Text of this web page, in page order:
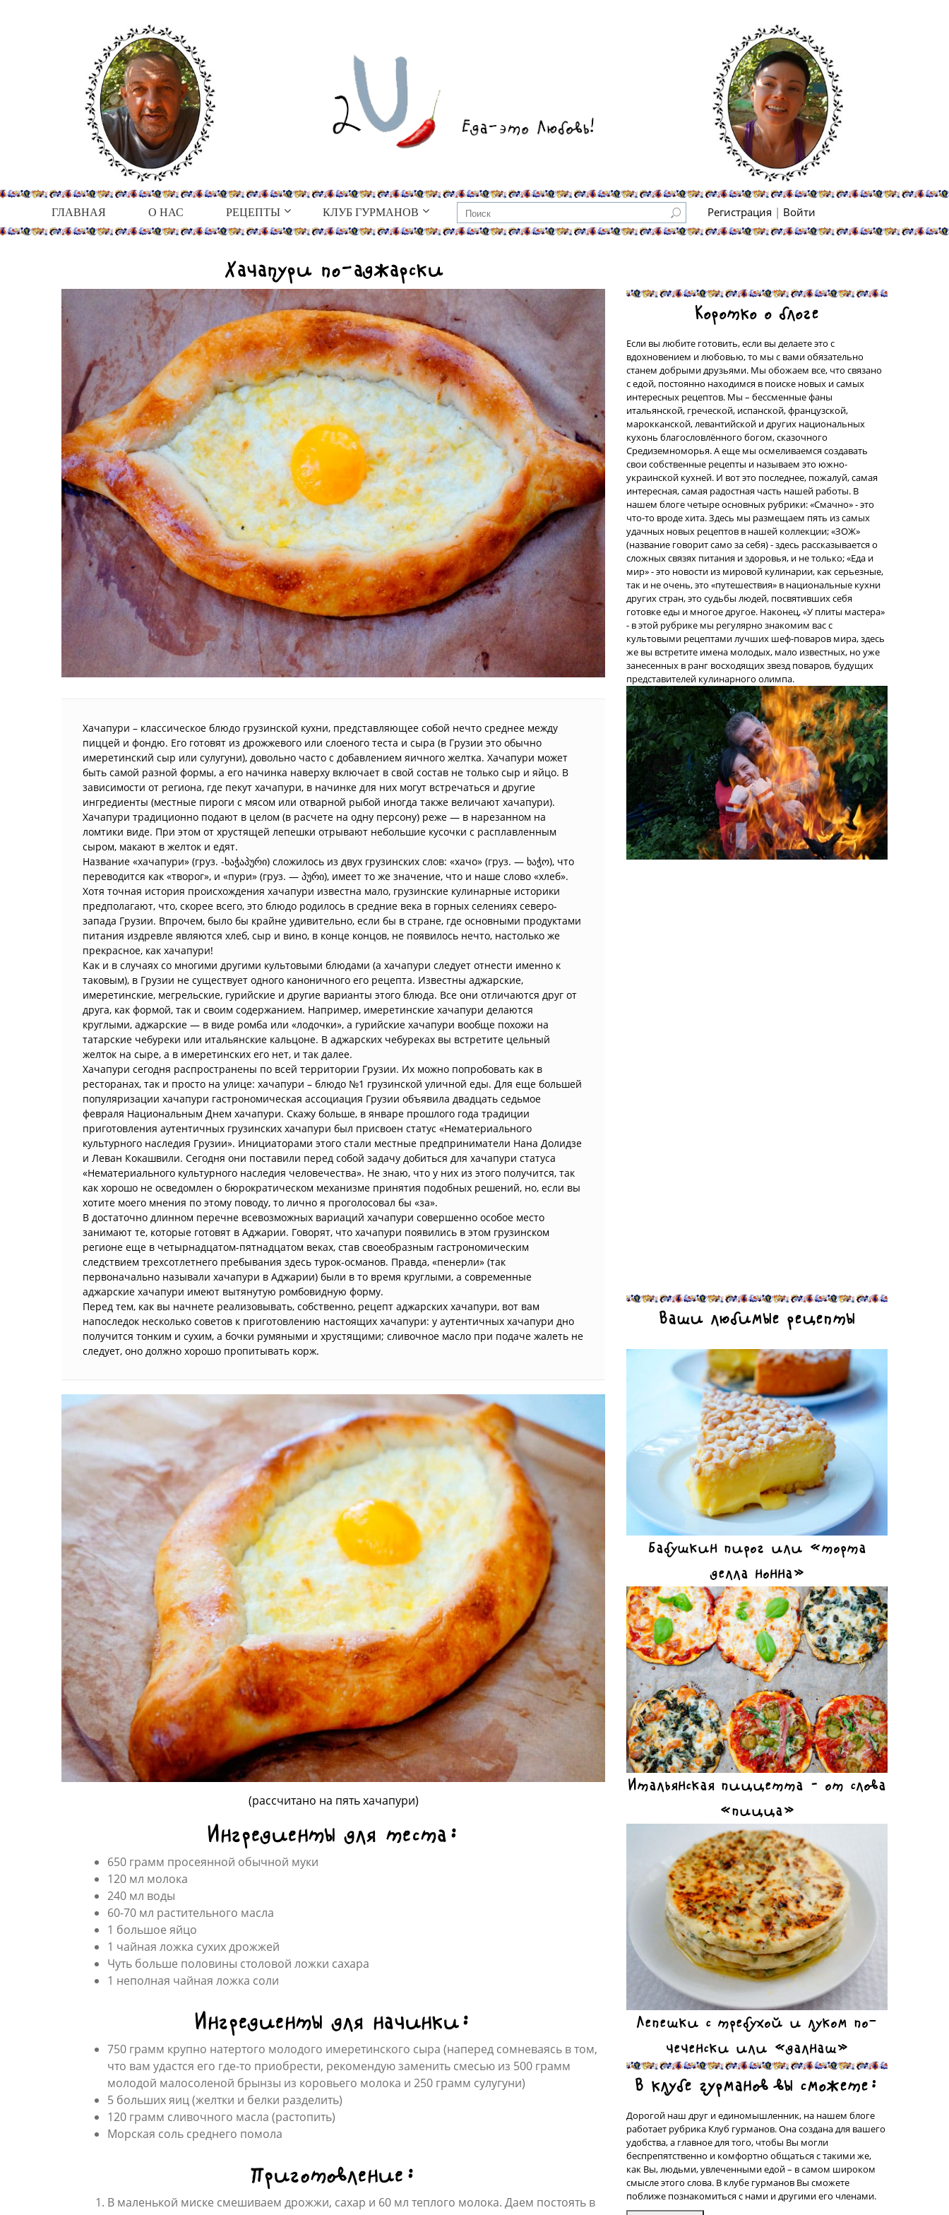
Регистрация | Войти
ГЛАВНАЯ О НАС РЕЦЕПТЫ КЛУБ ГУРМАНОВ
Хачапури по-аджарски
Хачапури – классическое блюдо грузинской кухни, представляющее собой нечто среднее между
пиццей и фондю. Его готовят из дрожжевого или слоеного теста и сыра (в Грузии это обычно
имеретинский сыр или сулугуни), довольно часто с добавлением яичного желтка. Хачапури может
быть самой разной формы, а его начинка наверху включает в свой состав не только сыр и яйцо. В
зависимости от региона, где пекут хачапури, в начинке для них могут встречаться и другие
ингредиенты (местные пироги с мясом или отварной рыбой иногда также величают хачапури).
Хачапури традиционно подают в целом (в расчете на одну персону) реже — в нарезанном на
ломтики виде. При этом от хрустящей лепешки отрывают небольшие кусочки с расплавленным
сыром, макают в желток и едят.
Название «хачапури» (груз. -ხაჭაპური) сложилось из двух грузинских слов: «хачо» (груз. — ხაჭო), что
переводится как «творог», и «пури» (груз. — პური), имеет то же значение, что и наше слово «хлеб».
Хотя точная история происхождения хачапури известна мало, грузинские кулинарные историки
предполагают, что, скорее всего, это блюдо родилось в средние века в горных селениях северо-
запада Грузии. Впрочем, было бы крайне удивительно, если бы в стране, где основными продуктами
питания издревле являются хлеб, сыр и вино, в конце концов, не появилось нечто, настолько же
прекрасное, как хачапури!
Как и в случаях со многими другими культовыми блюдами (а хачапури следует отнести именно к
таковым), в Грузии не существует одного каноничного его рецепта. Известны аджарские,
имеретинские, мегрельские, гурийские и другие варианты этого блюда. Все они отличаются друг от
друга, как формой, так и своим содержанием. Например, имеретинские хачапури делаются
круглыми, аджарские — в виде ромба или «лодочки», а гурийские хачапури вообще похожи на
татарские чебуреки или итальянские кальцоне. В аджарских чебуреках вы встретите цельный
желток на сыре, а в имеретинских его нет, и так далее.
Хачапури сегодня распространены по всей территории Грузии. Их можно попробовать как в
ресторанах, так и просто на улице: хачапури – блюдо №1 грузинской уличной еды. Для еще большей
популяризации хачапури гастрономическая ассоциация Грузии объявила двадцать седьмое
февраля Национальным Днем хачапури. Скажу больше, в январе прошлого года традиции
приготовления аутентичных грузинских хачапури был присвоен статус «Нематериального
культурного наследия Грузии». Инициаторами этого стали местные предприниматели Нана Долидзе
и Леван Кокашвили. Сегодня они поставили перед собой задачу добиться для хачапури статуса
«Нематериального культурного наследия человечества». Не знаю, что у них из этого получится, так
как хорошо не осведомлен о бюрократическом механизме принятия подобных решений, но, если вы
хотите моего мнения по этому поводу, то лично я проголосовал бы «за».
В достаточно длинном перечне всевозможных вариаций хачапури совершенно особое место
занимают те, которые готовят в Аджарии. Говорят, что хачапури появились в этом грузинском
регионе еще в четырнадцатом-пятнадцатом веках, став своеобразным гастрономическим
следствием трехсотлетнего пребывания здесь турок-османов. Правда, «пенерли» (так
первоначально называли хачапури в Аджарии) были в то время круглыми, а современные
аджарские хачапури имеют вытянутую ромбовидную форму.
Перед тем, как вы начнете реализовывать, собственно, рецепт аджарских хачапури, вот вам
напоследок несколько советов к приготовлению настоящих хачапури: у аутентичных хачапури дно
получится тонким и сухим, а бочки румяными и хрустящими; сливочное масло при подаче жалеть не
следует, оно должно хорошо пропитывать корж.
(рассчитано на пять хачапури)
Ингредиенты для теста:
650 грамм просеянной обычной муки
120 мл молока
240 мл воды
60-70 мл растительного масла
1 большое яйцо
1 чайная ложка сухих дрожжей
Чуть больше половины столовой ложки сахара
1 неполная чайная ложка соли
Ингредиенты для начинки:
750 грамм крупно натертого молодого имеретинского сыра (наперед сомневаясь в том,
что вам удастся его где-то приобрести, рекомендую заменить смесью из 500 грамм
молодой малосоленой брынзы из коровьего молока и 250 грамм сулугуни)
5 больших яиц (желтки и белки разделить)
120 грамм сливочного масла (растопить)
Морская соль среднего помола
Приготовление:
В маленькой миске смешиваем дрожжи, сахар и 60 мл теплого молока. Даем постоять в
Коротко о блоге
Если вы любите готовить, если вы делаете это с
вдохновением и любовью, то мы с вами обязательно
станем добрыми друзьями. Мы обожаем все, что связано
с едой, постоянно находимся в поиске новых и самых
интересных рецептов. Мы – бессменные фаны
итальянской, греческой, испанской, французской,
марокканской, левантийской и других национальных
кухонь благословлённого богом, сказочного
Средиземноморья. А еще мы осмеливаемся создавать
свои собственные рецепты и называем это южно-
украинской кухней. И вот это последнее, пожалуй, самая
интересная, самая радостная часть нашей работы. В
нашем блоге четыре основных рубрики: «Смачно» - это
что-то вроде хита. Здесь мы размещаем пять из самых
удачных новых рецептов в нашей коллекции; «ЗОЖ»
(название говорит само за себя) - здесь рассказывается о
сложных связях питания и здоровья, и не только; «Еда и
мир» - это новости из мировой кулинарии, как серьезные,
так и не очень, это «путешествия» в национальные кухни
других стран, это судьбы людей, посвятивших себя
готовке еды и многое другое. Наконец, «У плиты мастера»
- в этой рубрике мы регулярно знакомим вас с
культовыми рецептами лучших шеф-поваров мира, здесь
же вы встретите имена молодых, мало известных, но уже
занесенных в ранг восходящих звезд поваров, будущих
представителей кулинарного олимпа.
Ваши любимые рецепты
Бабушкин пирог или «торта
делла нонна»
Итальянская пиццетта – от слова
«пицца»
Лепешки с требухой и луком по-
чеченски или «далнаш»
В клубе гурманов вы сможете:
Дорогой наш друг и единомышленник, на нашем блоге
работает рубрика Клуб гурманов. Она создана для вашего
удобства, а главное для того, чтобы Вы могли
беспрепятственно и комфортно общаться с такими же,
как Вы, людьми, увлеченными едой – в самом широком
смысле этого слова. В клубе гурманов Вы сможете
поближе познакомиться с нами и другими его членами.